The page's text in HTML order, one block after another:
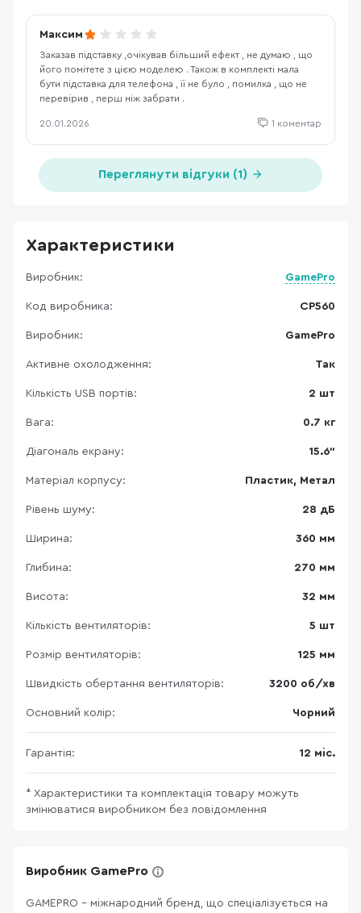
Максим
Заказав підставку ,очікував більший ефект , не думаю , що
його помітете з цією моделею . Також в комплекті мала
бути підставка для телефона , її не було , помилка , що не
перевірив , перш ніж забрати .
20.01.2026 1 коментар
Переглянути відгуки (1)
Характеристики
Виробник: GamePro
Код виробника: CP560
Виробник: GamePro
Активне охолодження: Так
Кількість USB портів: 2 шт
Вага: 0.7 кг
Діагональ екрану: 15.6"
Матеріал корпусу: Пластик, Метал
Рівень шуму: 28 дБ
Ширина: 360 мм
Глибина: 270 мм
Висота: 32 мм
Кількість вентиляторів: 5 шт
Розмір вентиляторів: 125 мм
Швидкість обертання вентиляторів: 3200 об/хв
Основний колір: Чорний
Гарантія: 12 міс.
* Характеристики та комплектація товару можуть
змінюватися виробником без повідомлення
Виробник GamePro
GAMEPRO – міжнародний бренд, що спеціалізується на